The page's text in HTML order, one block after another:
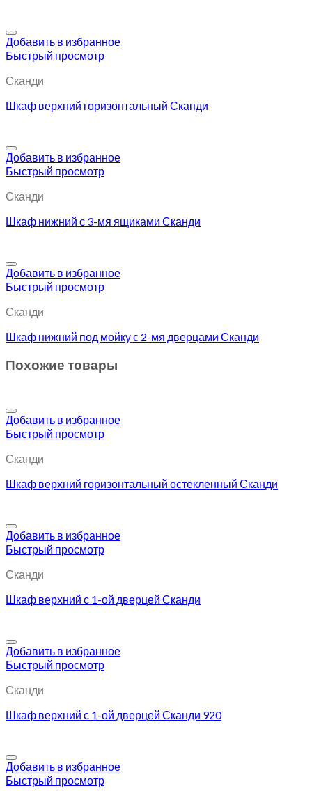
Добавить в избранное
Быстрый просмотр
Сканди
Шкаф верхний горизонтальный Сканди
Добавить в избранное
Быстрый просмотр
Сканди
Шкаф нижний с 3-мя ящиками Сканди
Добавить в избранное
Быстрый просмотр
Сканди
Шкаф нижний под мойку с 2-мя дверцами Сканди
Похожие товары
Добавить в избранное
Быстрый просмотр
Сканди
Шкаф верхний горизонтальный остекленный Сканди
Добавить в избранное
Быстрый просмотр
Сканди
Шкаф верхний с 1-ой дверцей Сканди
Добавить в избранное
Быстрый просмотр
Сканди
Шкаф верхний с 1-ой дверцей Сканди 920
Добавить в избранное
Быстрый просмотр